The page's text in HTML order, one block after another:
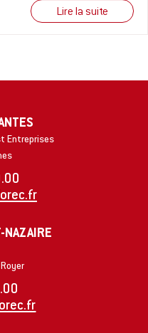
Lire la suite
Entreprises